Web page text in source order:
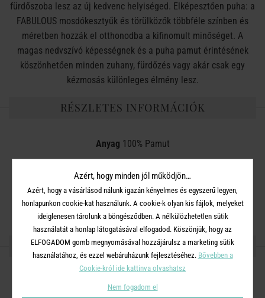
fürdőszoba lesz az új kedvenc helyiséged. Elképesztően puha: a
FABULOUS mosdókesztyűk és törülközők többféle színben és
méretben hozzák el otthonodba a kifinomult minőséget. A
magas nedvszívó képességnek és a puha pamut érintésének
köszönhetően minden zuhany, fürdőzés vagy akár csak egy
kézmosás különleges élmény lesz.
RÉSZLETES INFORMÁCIÓK
Anyag 100% Pamut
OSZD MEG MÁSOKKAL!
Azért, hogy minden jól működjön…
Azért, hogy a vásárlásod nálunk igazán kényelmes és egyszerű legyen,
honlapunkon cookie-kat használunk. A cookie-k olyan kis fájlok, melyeket
ideiglenesen tárolunk a böngésződben. A nélkülözhetetlen sütik
használatát a honlap látogatásával elfogadod. Köszönjük, hogy az
ELFOGADOM gomb megnyomásával hozzájárulsz a marketing sütik
használatához, és ezzel webáruházunk fejlesztéséhez. Bővebben a
Cookie-król ide kattinva olvashatsz
Nem fogadom el